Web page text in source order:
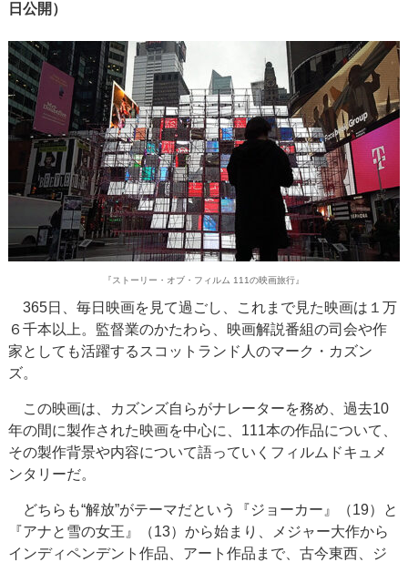
日公開）
『ストーリー・オブ・フィルム 111の映画旅行』
365日、毎日映画を見て過ごし、これまで見た映画は１万
６千本以上。監督業のかたわら、映画解説番組の司会や作
家としても活躍するスコットランド人のマーク・カズン
ズ。
この映画は、カズンズ自らがナレーターを務め、過去10
年の間に製作された映画を中心に、111本の作品について、
その製作背景や内容について語っていくフィルムドキュメ
ンタリーだ。
どちらも“解放”がテーマだという『ジョーカー』（19）と
『アナと雪の女王』（13）から始まり、メジャー大作から
インディペンデント作品、アート作品まで、古今東西、ジ